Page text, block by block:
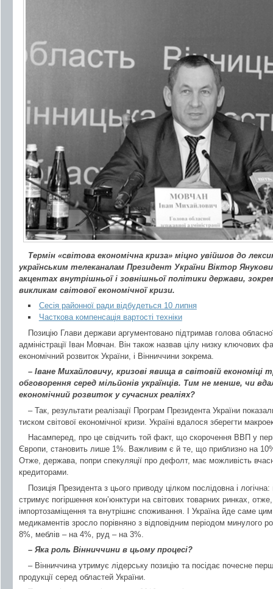
Термін «світова економічна криза» міцно увійшов до
українським телеканалам Президент України Віктор
акцентах внутрішньої і зовнішньої політики держави,
викликам світової економічної кризи.
Сесія районної ради відбудеться 10 липня
Часткова компенсація вартості техніки
Позицію Глави держави аргументовано підтримав голова
адміністрації Іван Мовчан. Він також назвав цілу низку ключових
економічний розвиток України, і Вінниччини зокрема.
– Іване Михайловичу, кризові явища в світовій
обговорення серед мільйонів українців. Тим не менше, чи
економічний розвиток у сучасних реаліях?
– Так, результати реалізації Програм Президента України
тиском світової економічної кризи. Україні вдалося зберегти
Насамперед, про це свідчить той факт, що скорочення ВВП у
Європи, становить лише 1%. Важливим є й те, що приблизно на 10%
Отже, держава, попри спекуляції про дефолт, має можливість
кредиторами.
Позиція Президента з цього приводу цілком послідовна і
стримує погіршення кон’юнктури на світових товарних ринках,
імпортозаміщення та внутрішнє споживання. І Україна йде саме
медикаментів зросло порівняно з відповідним періодом минулого
8%, меблів – на 4%, руд – на 3%.
– Яка роль Вінниччини в цьому процесі?
– Вінниччина утримує лідерську позицію та посідає почесне
продукції серед областей України.